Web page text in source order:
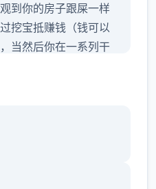
到你的房子跟屎一样
挖宝抵赚钱（钱可以
当然后你在一系列干
名字纳迪亚之宝